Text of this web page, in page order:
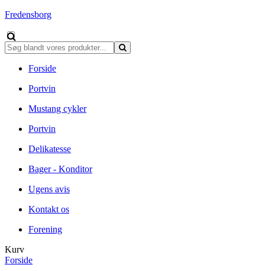
Fredensborg
Forside
Portvin
Mustang cykler
Portvin
Delikatesse
Bager - Konditor
Ugens avis
Kontakt os
Forening
Kurv
Forside